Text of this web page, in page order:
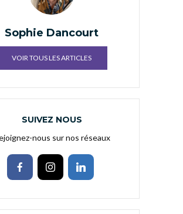
Sophie Dancourt
VOIR TOUS LES ARTICLES
SUIVEZ NOUS
nous sur nos réseaux